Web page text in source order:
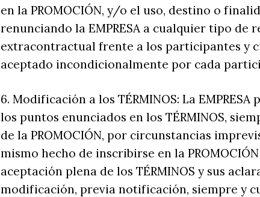
en la PROMOCIÓN, y/o el uso, destino o
renunciando la EMPRESA a cualquier tipo
extracontractual frente a los participantes y
aceptado incondicionalmente por cada
6. Modificación a los TÉRMINOS: La
los puntos enunciados en los TÉRMINOS,
de la PROMOCIÓN, por circunstancias
mismo hecho de inscribirse en la
aceptación plena de los TÉRMINOS y sus
modificación, previa notificación, siempre y